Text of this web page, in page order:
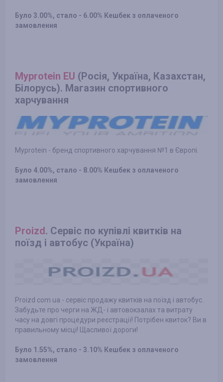
Було 3.00%, стало - 6.00% Кешбек з оплаченого
замовлення
Myprotein EU (Росія, Україна, Казахстан,
Білорусь). Магазин спортивного
харчування
Myprotein - бренд спортивного харчування №1 в Європі.
Було 4.00%, стало - 8.00% Кешбек з оплаченого
замовлення
Proizd. Сервіс по купівлі квитків на
поїзд і автобус (Україна)
Proizd com ua - сервіс продажу квитків на поїзд і автобус.
Забудьте про черги на ЖД- і автовокзалах та витрату
часу на довгі процедури реєстрації! Потрібен квиток? Ви в
правильному місці! Щасливої ​​дороги!
Було 1.55%, стало - 3.10% Кешбек з оплаченого
замовлення